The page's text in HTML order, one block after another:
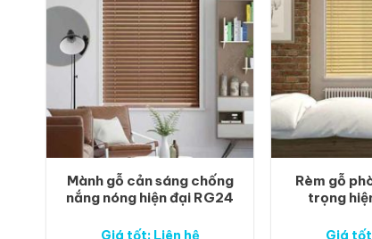
Mành gỗ cản sáng chống
nắng nóng hiện đại RG24
Giá tốt: Liên hệ
Rèm gỗ
trọng
Giá